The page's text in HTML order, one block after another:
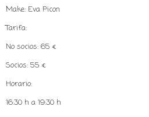
Make: Eva Picon
Tarifa:
No socios: 65 €
Socios: 55 €
Horario:
16:30 h a 19:30 h